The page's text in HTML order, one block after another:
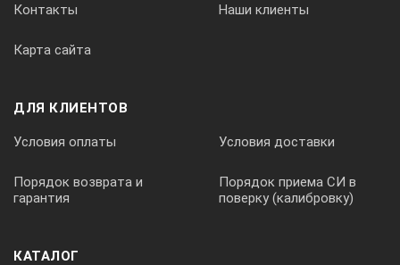
Контакты Наши клиенты
Карта сайта
ДЛЯ КЛИЕНТОВ
Условия оплаты Условия доставки
Порядок возврата и
гарантия
Порядок приема СИ в
поверку (калибровку)
КАТАЛОГ